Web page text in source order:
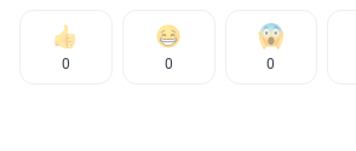
0 0 0